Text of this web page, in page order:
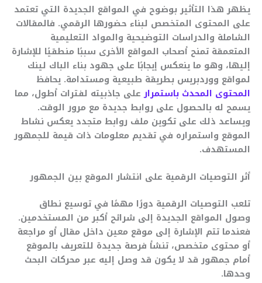
يظهر هذا التأثير بوضوح في المواقع الجديدة التي تعتمد
على المحتوى المتخصص لبناء حضورها الرقمي. فالمقالات
الشاملة والدراسات التوضيحية والمواد التعليمية
المتعمقة تمنح أصحاب المواقع الأخرى سببًا منطقيًا للإشارة
إليها، وهو ما ينعكس إيجابًا على جهود بناء الباك لينك
لمواقع ووردبريس بطريقة طبيعية ومستدامة. يحافظ
المحتوى المحدث باستمرارعلى جاذبيته لفترات أطول، مما
يسمح له بالحصول على روابط جديدة مع مرور الوقت.
ويساعد ذلك على تكوين ملف روابط متجدد يعكس نشاط
الموقع واستمراره في تقديم معلومات ذات قيمة للجمهور
المستهدف.
أثر التوصيات الرقمية على انتشار الموقع بين الجمهور
تلعب التوصيات الرقمية دورًا مهمًا في توسيع نطاق
وصول المواقع الجديدة إلى شرائح أكبر من المستخدمين.
فعندما تتم الإشارة إلى موقع معين داخل مقال أو مراجعة
أو محتوى متخصص، تنشأ فرصة جديدة للتعريف بالموقع
أمام جمهور قد لا يكون قد وصل إليه عبر محركات البحث
وحدها.